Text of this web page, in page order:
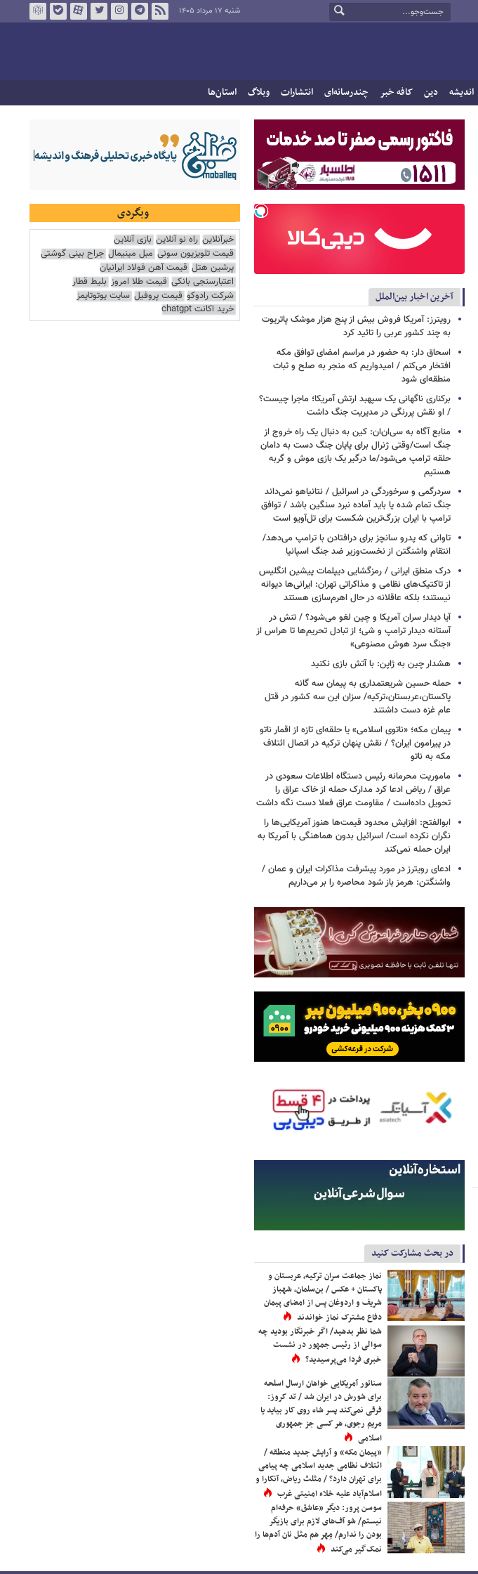
شنبه ۱۷ مرداد ۱۴۰۵
اندیشه دین کافه خبر چندرسانه‌ای انتشارات وبلاگ استان‌ها
آخرین اخبار بین‌الملل
رویترز: آمریکا فروش بیش از پنج هزار موشک پاتریوت
به چند کشور عربی را تائید کرد
اسحاق‌ دار: به حضور در مراسم امضای توافق مکه
افتخار می‌کنم / امیدواریم که منجر به صلح و ثبات
منطقه‌ای شود
برکناری ناگهانی یک سپهبد ارتش آمریکا؛ ماجرا چیست؟
/ او نقش پررنگی در مدیریت جنگ داشت
منابع آگاه به سی‌ان‌ان: کین به دنبال یک راه خروج از
جنگ است/وقتی ژنرال برای پایان جنگ دست به دامان
حلقه ترامپ می‌شود/ما درگیر یک بازی موش و گربه
هستیم
سردرگمی و سرخوردگی در اسرائیل / نتانیاهو نمی‌داند
جنگ تمام شده یا باید آماده نبرد سنگین باشد / توافق
ترامپ با ایران بزرگ‌ترین شکست برای تل‌آویو است
تاوانی که پدرو سانچز برای درافتادن با ترامپ می‌دهد/
انتقام واشنگتن از نخست‌وزیر ضد جنگ اسپانیا
درک منطق ایرانی / رمزگشایی دیپلمات پیشین انگلیس
از تاکتیک‌های نظامی و مذاکراتی تهران: ایرانی‌ها دیوانه
نیستند؛ بلکه عاقلانه در حال اهرم‌سازی هستند
آیا دیدار سران آمریکا و چین لغو می‌شود؟ / تنش در
آستانه دیدار ترامپ و شی؛ از تبادل تحریم‌ها تا هراس از
«جنگ سرد هوش مصنوعی»
هشدار چین به ژاپن: با آتش بازی نکنید
حمله حسین شریعتمداری به پیمان سه گانه
پاکستان،عربستان،ترکیه/ سزان این سه کشور در قتل
عام غزه دست داشتند
پیمان مکه؛ «ناتوی اسلامی» یا حلقه‌ای تازه از اقمار ناتو
در پیرامون ایران؟ / نقش پنهان ترکیه در اتصال ائتلاف
مکه به ناتو
ماموریت محرمانه رئیس دستگاه اطلاعات سعودی در
عراق / ریاض ادعا کرد مدارک حمله از خاک عراق را
تحویل داده‌است / مقاومت عراق فعلا دست نگه داشت
ابوالفتح: افزایش محدود قیمت‌ها هنوز آمریکایی‌ها را
نگران نکرده است/ اسرائیل بدون هماهنگی با آمریکا به
ایران حمله نمی‌کند
ادعای رویترز در مورد پیشرفت مذاکرات ایران و عمان /
واشنگتن: هرمز باز شود محاصره را بر می‌داریم
در بحث مشارکت کنید
نماز جماعت سران ترکیه، عربستان و
پاکستان + عکس / بن‌سلمان، شهباز
شریف و اردوغان پس از امضای پیمان
دفاع مشترک نماز خواندند
شما نظر بدهید/ اگر خبرنگار بودید چه
سوالی از رئیس جمهور در نشست
خبری فردا می‌پرسیدید؟
سناتور آمریکایی خواهان ارسال اسلحه
برای شورش در ایران شد / تد کروز:
فرقی نمی‌کند پسر شاه روی کار بیاید یا
مریم رجوی، هر کسی جز جمهوری
اسلامی
«پیمان مکه» و آرایش جدید منطقه /
ائتلاف نظامی جدید اسلامی چه پیامی
برای تهران دارد؟ / مثلث ریاض، آنکارا و
اسلام‌آباد علیه خلاء امنیتی غرب
سوسن پرور: دیگر «عاشق» حرفه‌ام
نیستم/ شو آف‌های لازم برای بازیگر
بودن را ندارم/ مِهر هم مثل نان آدم‌ها را
نمک‌گیر می‌کند
وبگردی
خبرآنلاین راه نو آنلاین بازی آنلاین
قیمت تلویزیون سونی مبل مینیمال جراح بینی گوشتی
پرشین هتل قیمت آهن فولاد ایرانیان
اعتبارسنجی بانکی قیمت طلا امروز بلیط قطار
شرکت رادوکو قیمت پروفیل سایت یوتوتایمز
خرید اکانت chatgpt